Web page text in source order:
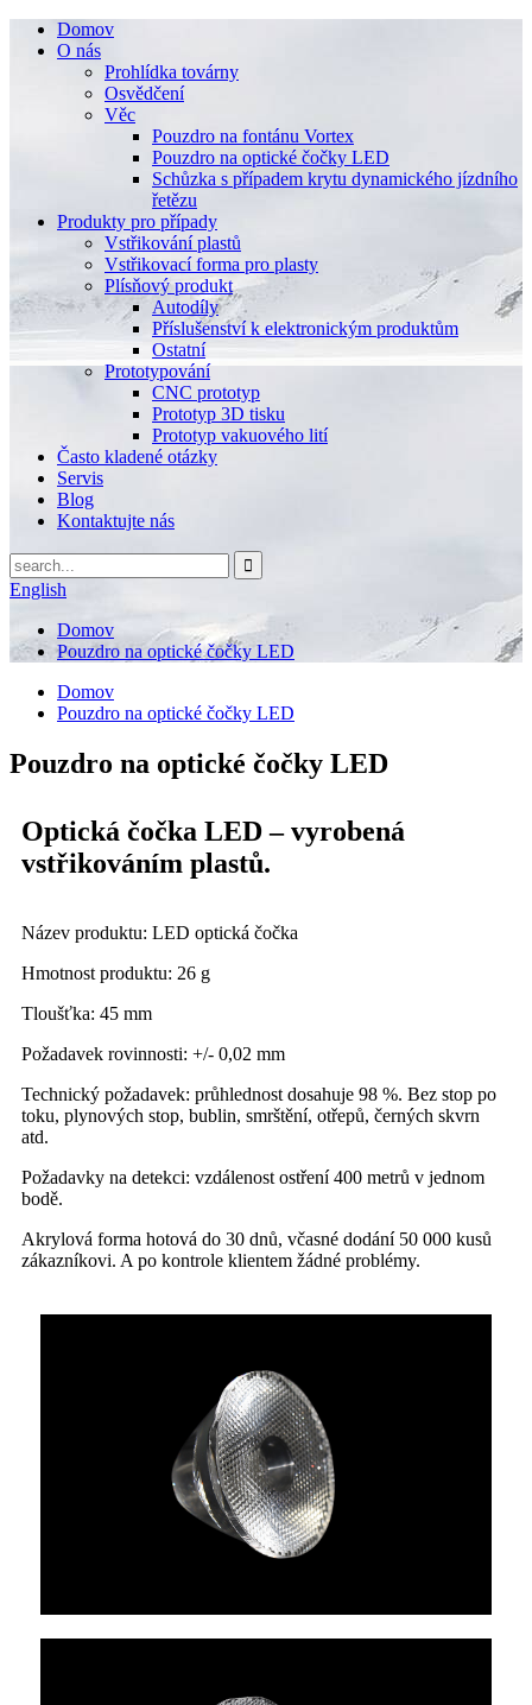
Domov
O nás
Prohlídka továrny
Osvědčení
Věc
Pouzdro na fontánu Vortex
Pouzdro na optické čočky LED
Schůzka s případem krytu dynamického jízdního
řetězu
Produkty pro případy
Vstřikování plastů
Vstřikovací forma pro plasty
Plísňový produkt
Autodíly
Příslušenství k elektronickým produktům
Ostatní
Prototypování
CNC prototyp
Prototyp 3D tisku
Prototyp vakuového lití
Často kladené otázky
Servis
Blog
Kontaktujte nás
English
Domov
Pouzdro na optické čočky LED
Domov
Pouzdro na optické čočky LED
Pouzdro na optické čočky LED
Optická čočka LED – vyrobená
vstřikováním plastů.
Název produktu: LED optická čočka
Hmotnost produktu: 26 g
Tloušťka: 45 mm
Požadavek rovinnosti: +/- 0,02 mm
Technický požadavek: průhlednost dosahuje 98 %. Bez stop po
toku, plynových stop, bublin, smrštění, otřepů, černých skvrn
atd.
Požadavky na detekci: vzdálenost ostření 400 metrů v jednom
bodě.
Akrylová forma hotová do 30 dnů, včasné dodání 50 000 kusů
zákazníkovi. A po kontrole klientem žádné problémy.